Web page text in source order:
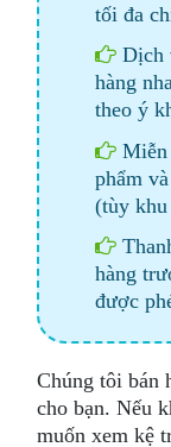
tối đa
Dịch
hàng
theo ý
Miễn
phẩm
(tùy
hàng
được
Chúng tôi bán
cho bạn. Nếu
muốn xem kệ